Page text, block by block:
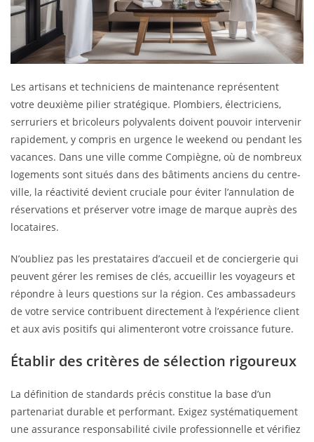
Les artisans et techniciens de maintenance représentent
votre deuxième pilier stratégique. Plombiers, électriciens,
serruriers et bricoleurs polyvalents doivent pouvoir intervenir
rapidement, y compris en urgence le weekend ou pendant les
vacances. Dans une ville comme Compiègne, où de nombreux
logements sont situés dans des bâtiments anciens du centre-
ville, la réactivité devient cruciale pour éviter l’annulation de
réservations et préserver votre image de marque auprès des
locataires.
N’oubliez pas les prestataires d’accueil et de conciergerie qui
peuvent gérer les remises de clés, accueillir les voyageurs et
répondre à leurs questions sur la région. Ces ambassadeurs
de votre service contribuent directement à l’expérience client
et aux avis positifs qui alimenteront votre croissance future.
Établir des critères de sélection rigoureux
La définition de standards précis constitue la base d’un
partenariat durable et performant. Exigez systématiquement
une assurance responsabilité civile professionnelle et vérifiez